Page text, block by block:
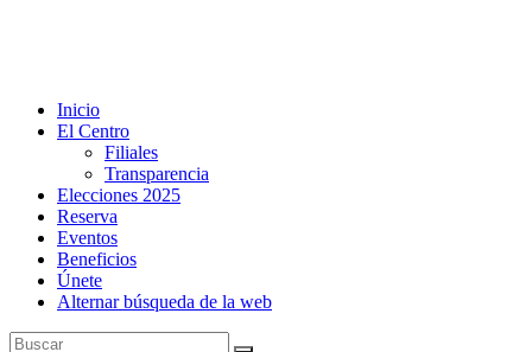
Inicio
El Centro
Filiales
Transparencia
Elecciones 2025
Reserva
Eventos
Beneficios
Únete
Alternar búsqueda de la web